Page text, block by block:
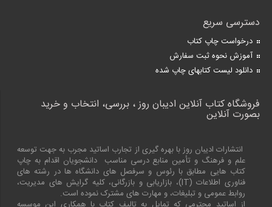
دسترسی سریع
درخواست چاپ کتاب
آموزش نحوه ثبت سفارش
دانلود لیست کتابهای چاپ شده
فروشگاه کتاب آنلاین ادیبان روز ، بررسی، انتخاب و خرید
بصورت آنلاین
انتشارات ادیبان روز با بهره گیری از تجارب اساتید مجرب به جهت توسعه
علم و فرهنگ و تأمین منابع درسی مناسب دانشجویان اقدام به چاپ
کتاب هایی مطابق با رئوس و سرفصل های دانشگاه ها در رشته های
فناوری اطلاعات (IT)، بازاریابی و بازرگانی، کلیه گرایش های مدیریت،
روابط عمومی و تبلیغات، و مهارت های مشترک نموده است.